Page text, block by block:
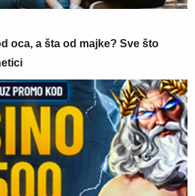
oca, a šta od majke? Sve što